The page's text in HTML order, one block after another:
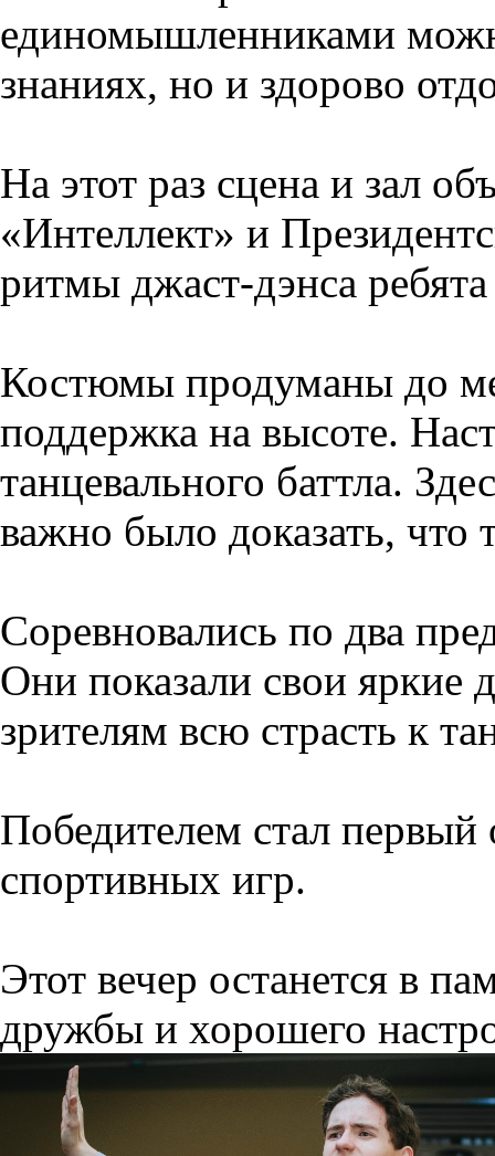
единомышленниками
знаниях, но и здорово
На этот раз сцена и зал
«Интеллект» и
ритмы джаст-дэнса
Костюмы продуманы до
поддержка на высоте.
танцевального баттла.
важно было доказать,
Соревновались по два
Они показали свои яркие
зрителям всю страсть к
Победителем стал первый
спортивных игр.
Этот вечер останется в
дружбы и хорошего